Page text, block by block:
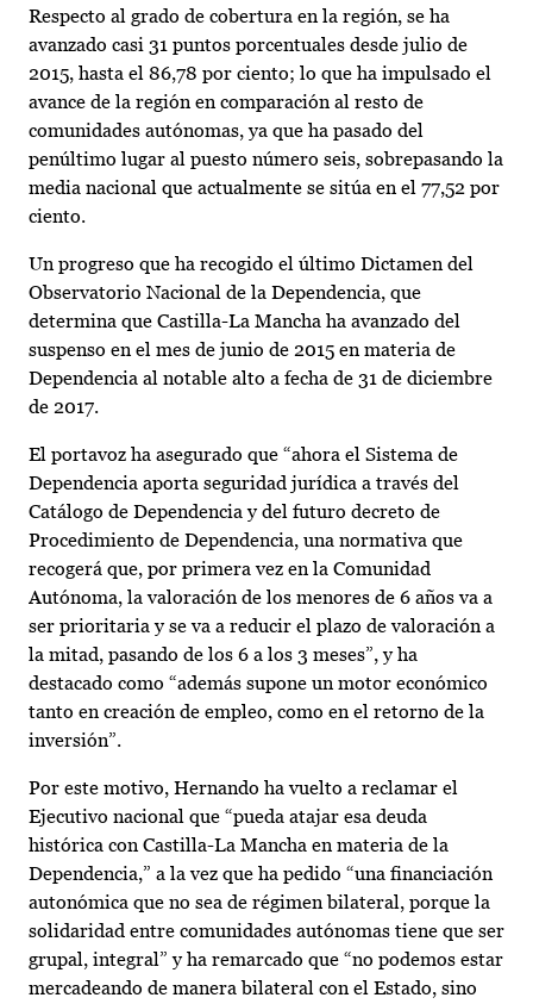
Respecto al grado de cobertura en la región, se ha
avanzado casi 31 puntos porcentuales desde julio de
2015, hasta el 86,78 por ciento; lo que ha impulsado el
avance de la región en comparación al resto de
comunidades autónomas, ya que ha pasado del
penúltimo lugar al puesto número seis, sobrepasando la
media nacional que actualmente se sitúa en el 77,52 por
ciento.
Un progreso que ha recogido el último Dictamen del
Observatorio Nacional de la Dependencia, que
determina que Castilla-La Mancha ha avanzado del
suspenso en el mes de junio de 2015 en materia de
Dependencia al notable alto a fecha de 31 de diciembre
de 2017.
El portavoz ha asegurado que “ahora el Sistema de
Dependencia aporta seguridad jurídica a través del
Catálogo de Dependencia y del futuro decreto de
Procedimiento de Dependencia, una normativa que
recogerá que, por primera vez en la Comunidad
Autónoma, la valoración de los menores de 6 años va a
ser prioritaria y se va a reducir el plazo de valoración a
la mitad, pasando de los 6 a los 3 meses”, y ha
destacado como “además supone un motor económico
tanto en creación de empleo, como en el retorno de la
inversión”.
Por este motivo, Hernando ha vuelto a reclamar el
Ejecutivo nacional que “pueda atajar esa deuda
histórica con Castilla-La Mancha en materia de la
Dependencia,” a la vez que ha pedido “una financiación
autonómica que no sea de régimen bilateral, porque la
solidaridad entre comunidades autónomas tiene que ser
grupal, integral” y ha remarcado que “no podemos estar
mercadeando de manera bilateral con el Estado, sino